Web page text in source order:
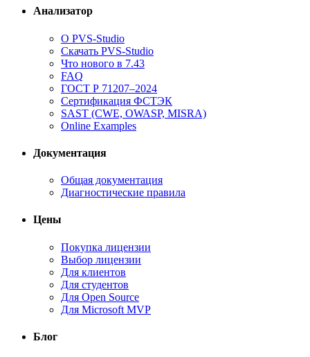
Анализатор
О PVS-Studio
Скачать PVS-Studio
Что нового в 7.43
FAQ
ГОСТ Р 71207–2024
Сертификация ФСТЭК
SAST (CWE, OWASP, MISRA)
Online Examples
Документация
Общая документация
Диагностические правила
Цены
Покупка лицензии
Выбор лицензии
Для клиентов
Для студентов
Для Open Source
Для Microsoft MVP
Блог